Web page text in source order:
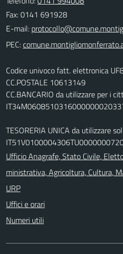
Fax: 0141 691928
E-mail:
PEC:
Codice univoco fatt. elettronica
CC.POSTALE 10613149
CC.BANCARIO da utilizzare per i
TESORERIA UNICA da utilizzare
Ufficio Anagrafe, Stato Civile,
ministrativa, Agricoltura, Cultura,
URP
Uffici e orari
Numeri utili